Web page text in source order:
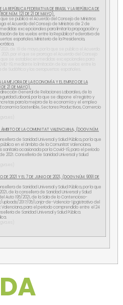
REPÚBLICA FEDERATIVA DE BRASIL Y LA REPÚBLICA DE
121 DE 21 DE MAYO).
se publica el Acuerdo del Consejo de Ministros
el Acuerdo del Consejo de Ministros de 2 de
excepcionales para limitar la propagación y
de los vuelos entre la República Federativa de
españoles. Ministerio de la Presidencia,
de 19 de mayo, por la que se publica el Acuerdo
por el que se prorroga el Acuerdo del Consejo
que se establecen medidas excepcionales para
19, mediante la limitación de los vuelos entre la
de Sudáfrica y los aeropuertos españoles.
MEJORA DE LA ECONOMÍA Y EL EMPLEO DE LA
21 DE MAYO).
General de Relaciones Laborales, de la
Laboral, por la que se dispone el registro y
para la mejora de la economía y el empleo
Sostenible, Sectores Productivos, Comercio
ÁMBITO DE LA COMUNITAT VALENCIANA, (DOGV.NÚM.
de Sanidad Universal y Salud Pública, por la que
en el ámbito de la Comunitat Valenciana,
ocasionada por la Covid-19, para el periodo
2021. Conselleria de Sanidad Universal y Salud
DE 2021 Y EL 7 DE JUNIO DE 2021, (DOGV.NÚM. 9091 DE
de Sanidad Universal y Salud Pública, por la que
de la consellera de Sanidad Universal y Salud
Auto 195/2021, de la Sala de lo Contencioso-
2017/05/Lonja-de-Valencia-1.jpgistrativo del
Valenciana, para el periodo comprendido entre el 24
de Sanidad Universal y Salud Pública.